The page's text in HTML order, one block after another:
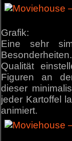
Grafik:
Eine sehr
Qualität
Figuren an
dieser
jeder Kartoffel
animiert.